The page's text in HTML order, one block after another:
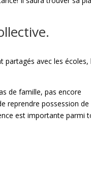
partagés avec les écoles,
de famille, pas encore
reprendre possession de
est importante parmi